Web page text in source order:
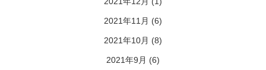
2021年11月 (6)
2021年10月 (8)
2021年9月 (6)